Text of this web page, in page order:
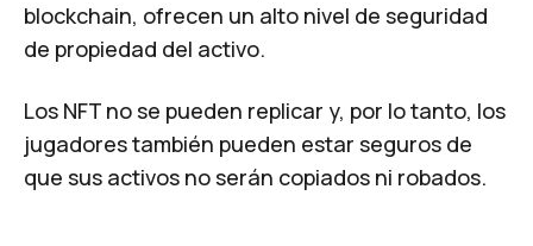
blockchain, ofrecen un alto nivel de seguridad
de propiedad del activo.
Los NFT no se pueden replicar y, por lo tanto, los
jugadores también pueden estar seguros de
que sus activos no serán copiados ni robados.